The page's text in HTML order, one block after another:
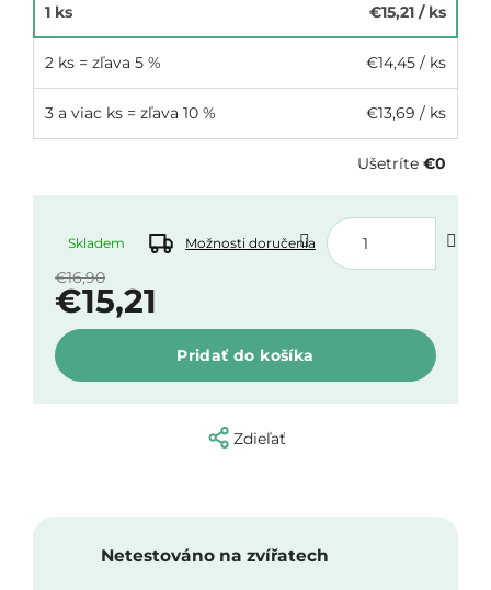
1 ks €15,21 / ks
2 ks = zľava 5 % €14,45 / ks
3 a viac ks = zľava 10 % €13,69 / ks
Ušetríte €0
Skladem Možnosti doručenia
€16,90
€15,21
Jednotková
cena:
Pridať do košíka
Zdieľať
Netestováno na zvířatech